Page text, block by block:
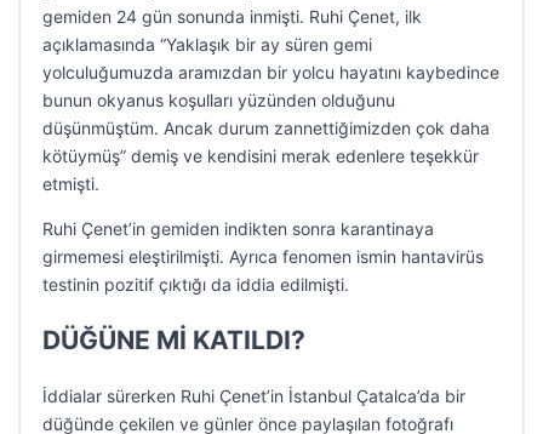
gemiden 24 gün sonunda inmişti. Ruhi Çenet, ilk
açıklamasında “Yaklaşık bir ay süren gemi
yolculuğumuzda aramızdan bir yolcu hayatını kaybedince
bunun okyanus koşulları yüzünden olduğunu
düşünmüştüm. Ancak durum zannettiğimizden çok daha
kötüymüş” demiş ve kendisini merak edenlere teşekkür
etmişti.
Ruhi Çenet’in gemiden indikten sonra karantinaya
girmemesi eleştirilmişti. Ayrıca fenomen ismin hantavirüs
testinin pozitif çıktığı da iddia edilmişti.
DÜĞÜNE Mİ KATILDI?
İddialar sürerken Ruhi Çenet’in İstanbul Çatalca’da bir
düğünde çekilen ve günler önce paylaşılan fotoğrafı